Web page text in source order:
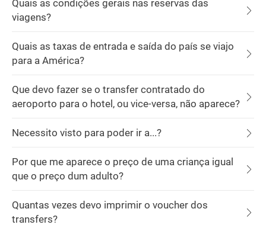
Quais as condições gerais nas reservas das
viagens?
Quais as taxas de entrada e saída do país se viajo
para a América?
Que devo fazer se o transfer contratado do
aeroporto para o hotel, ou vice-versa, não aparece?
Necessito visto para poder ir a...?
Por que me aparece o preço de uma criança igual
que o preço dum adulto?
Quantas vezes devo imprimir o voucher dos
transfers?